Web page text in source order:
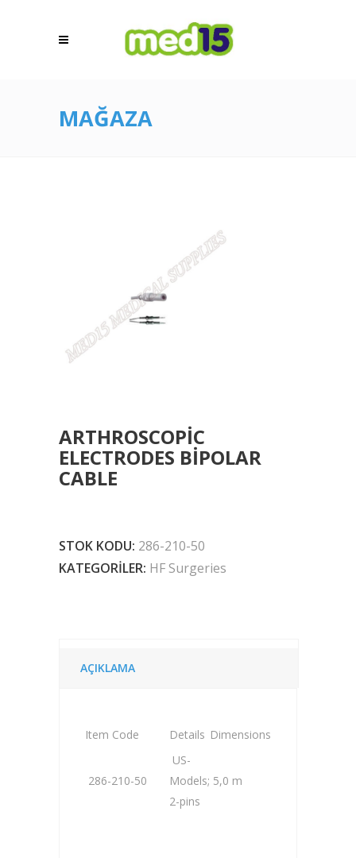
MAĞAZA
ARTHROSCOPIC
ELECTRODES BIPOLAR
CABLE
STOK KODU: 286-210-50
KATEGORILER: HF Surgeries
AÇIKLAMA
Item Code Details Dimensions
286-210-50
US-
Models;
2-pins
5,0 m